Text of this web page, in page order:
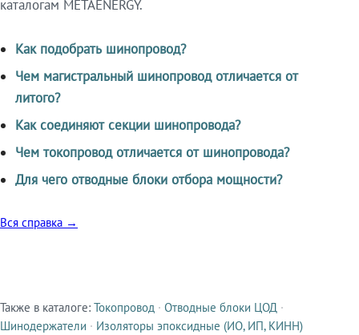
каталогам METAENERGY.
Как подобрать шинопровод?
Чем магистральный шинопровод отличается от
литого?
Как соединяют секции шинопровода?
Чем токопровод отличается от шинопровода?
Для чего отводные блоки отбора мощности?
Вся справка →
Смежные продукты
Также в каталоге: Токопровод · Отводные блоки ЦОД ·
Шинодержатели · Изоляторы эпоксидные (ИО, ИП, КИНН)